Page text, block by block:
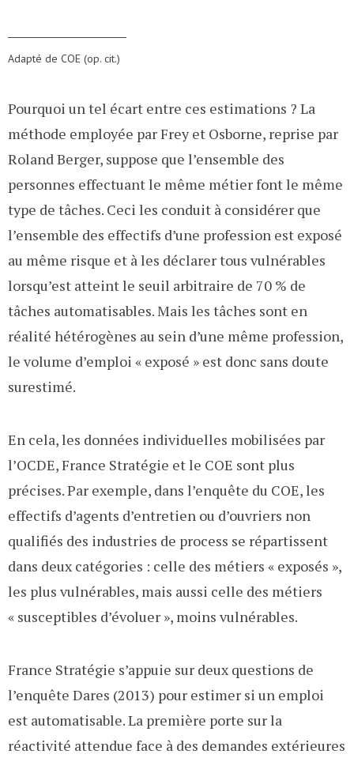
Adapté de COE (op. cit.)
Pourquoi un tel écart entre ces estimations ? La
méthode employée par Frey et Osborne, reprise par
Roland Berger, suppose que l’ensemble des
personnes effectuant le même métier font le même
type de tâches. Ceci les conduit à considérer que
l’ensemble des effectifs d’une profession est exposé
au même risque et à les déclarer tous vulnérables
lorsqu’est atteint le seuil arbitraire de 70 % de
tâches automatisables. Mais les tâches sont en
réalité hétérogènes au sein d’une même profession,
le volume d’emploi « exposé » est donc sans doute
surestimé.
En cela, les données individuelles mobilisées par
l’OCDE, France Stratégie et le COE sont plus
précises. Par exemple, dans l’enquête du COE, les
effectifs d’agents d’entretien ou d’ouvriers non
qualifiés des industries de process se répartissent
dans deux catégories : celle des métiers « exposés »,
les plus vulnérables, mais aussi celle des métiers
« susceptibles d’évoluer », moins vulnérables.
France Stratégie s’appuie sur deux questions de
l’enquête Dares (2013) pour estimer si un emploi
est automatisable. La première porte sur la
réactivité attendue face à des demandes extérieures